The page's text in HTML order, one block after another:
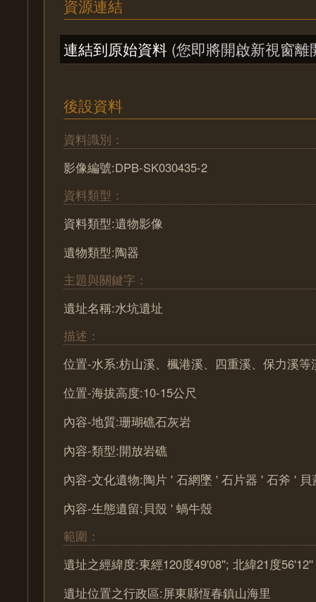
資源連結
連結到原始資料 (您即將開啟新視窗離
後設資料
資料識別：
影像編號:DPB-SK030435-2
資料類型：
資料類型:遺物影像
遺物類型:陶器
主題與關鍵字：
遺址名稱:水坑遺址
描述：
位置-水系:枋山溪、楓港溪、四重溪、保力溪等
位置-海拔高度:10-15公尺
內容-地質:珊瑚礁石灰岩
內容-類型:開放岩礁
內容-文化遺物:陶片 ' 石網墜 ' 石片器 ' 石斧 '
內容-生態遺留:貝殼 ' 蝸牛殼
範圍：
遺址之經緯度:東經120度49'08''; 北緯21度56'12''
遺址位置之行政區:屏東縣恆春鎮山海里